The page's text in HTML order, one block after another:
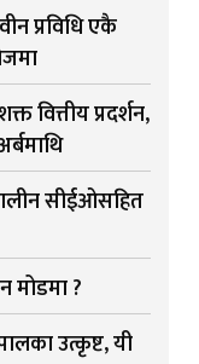
प्रविधि एकै
प्रदर्शन,
सीईओसहित
मोडमा ?
उत्कृष्ट, यी